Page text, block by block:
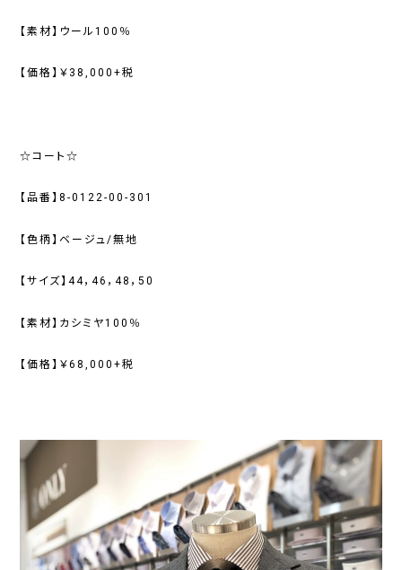
【素材】ウール100％
【価格】￥38,000+税
☆コート☆
【品番】8-0122-00-301
【色柄】ベージュ/無地
【サイズ】44，46，48，50
【素材】カシミヤ100％
【価格】￥68,000+税